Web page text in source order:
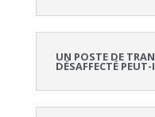
UN POSTE DE
DÉSAFFECTÉ